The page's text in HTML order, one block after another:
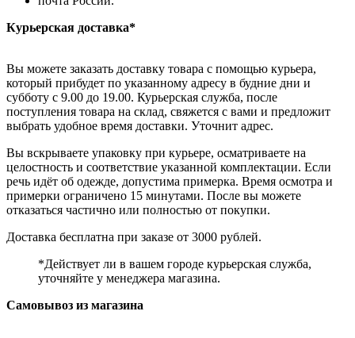
Курьерская доставка*
Вы можете заказать доставку товара с помощью курьера,
который прибудет по указанному адресу в будние дни и
субботу с 9.00 до 19.00. Курьерская служба, после
поступления товара на склад, свяжется с вами и предложит
выбрать удобное время доставки. Уточнит адрес.
Вы вскрываете упаковку при курьере, осматриваете на
целостность и соответствие указанной комплектации. Если
речь идёт об одежде, допустима примерка. Время осмотра и
примерки ограничено 15 минутами. После вы можете
отказаться частично или полностью от покупки.
Доставка бесплатна при заказе от 3000 рублей.
*Действует ли в вашем городе курьерская служба,
уточняйте у менеджера магазина.
Самовывоз из магазина